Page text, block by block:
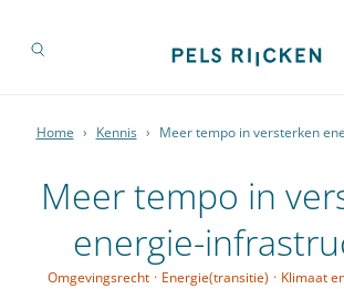
Home › Kennis › Meer tempo in versterken
Meer tempo in
energie-
Omgevingsrecht · Energie(transitie) · Klimaat